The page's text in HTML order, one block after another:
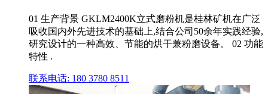
01 生产背景 GKLM2400K立式磨粉机是桂林矿机在广泛
吸收国内外先进技术的基础上,结合公司50余年实践经验,
研究设计的一种高效、节能的烘干兼粉磨设备。 02 功能
特性 .
联系电话: 180 3780 8511